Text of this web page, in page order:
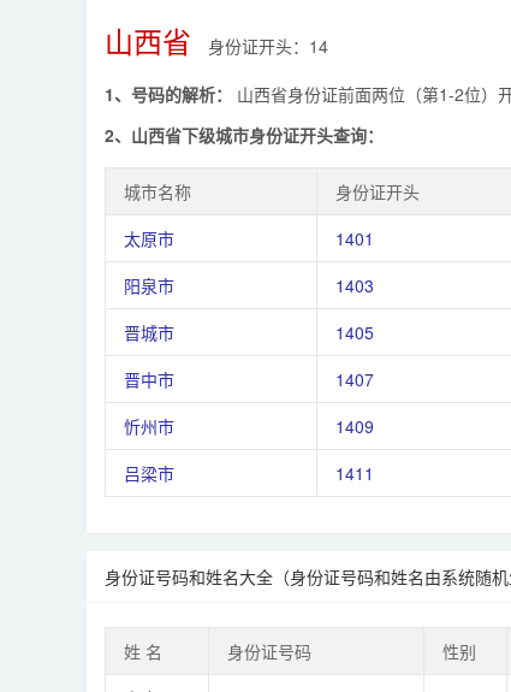
山西省
身份证开头：14
1、号码的解析：
山西省身份证前面两位（第1-2位）
2、山西省下级城市身份证开头查询：
城市名称 身份证开头
太原市
1401
阳泉市
1403
晋城市
1405
晋中市
1407
忻州市
1409
吕梁市
1411
身份证号码和姓名大全（身份证号码和姓名由系统随
姓 名 身份证号码 性别